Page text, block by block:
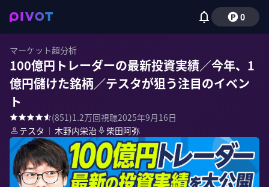
0
マーケット超分析
100億円トレーダーの最新投資実績／今年、1
億円儲けた銘柄／テスタが狙う注目のイベン
ト
(851)1.2万回視聴2025年9月16日
テスタ ｜ 木野内栄治 柴田阿弥